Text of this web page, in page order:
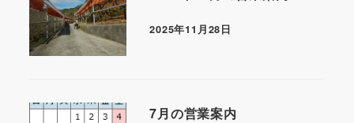
2025年11月28日
7月の営業案内